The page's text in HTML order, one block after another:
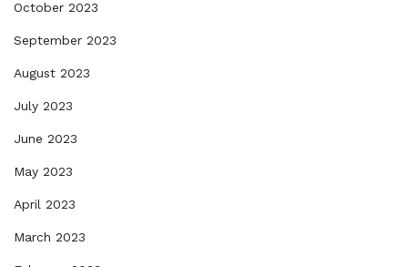
October 2023
September 2023
August 2023
July 2023
June 2023
May 2023
April 2023
March 2023